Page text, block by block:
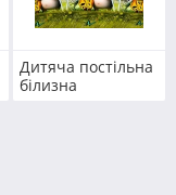
Дитяча постільна
білизна